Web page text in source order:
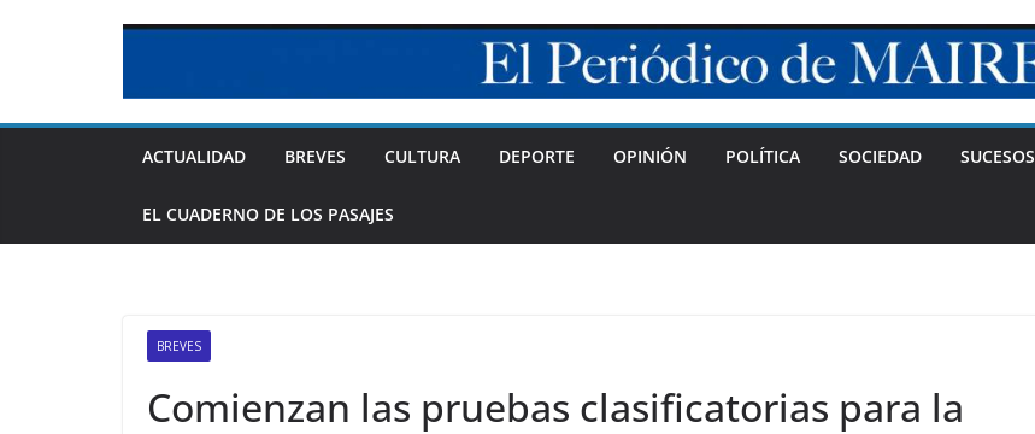
ACTUALIDAD BREVES CULTURA DEPORTE OPINIÓN POLÍTICA SOCIEDAD SUCESOS
EL CUADERNO DE LOS PASAJES
BREVES
Comienzan las pruebas clasificatorias para la